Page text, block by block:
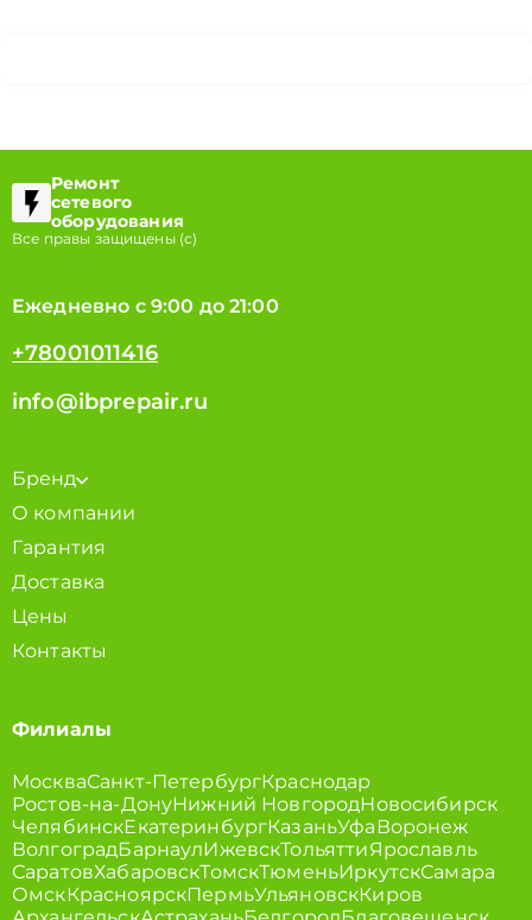
Ремонт
сетевого
оборудования
Все правы защищены (с)
Ежедневно с 9:00 до 21:00
+78001011416
info@ibprepair.ru
Бренд
О компании
Гарантия
Доставка
Цены
Контакты
Филиалы
МоскваСанкт-ПетербургКраснодар
Ростов-на-ДонуНижний НовгородНовосибирск
ЧелябинскЕкатеринбургКазаньУфаВоронеж
ВолгоградБарнаулИжевскТольяттиЯрославль
СаратовХабаровскТомскТюменьИркутскСамара
ОмскКрасноярскПермьУльяновскКиров